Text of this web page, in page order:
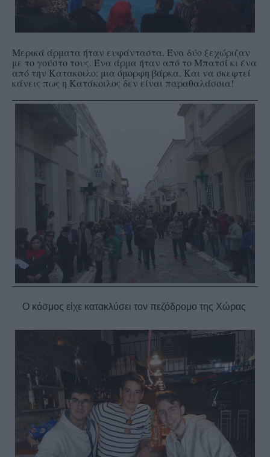
Μερικά άρματα ήταν ευφάνταστα. Ένα δύο ξεχώριζαν
με το γούστο τους. Ένα άρμα ήταν από το Μπατσί κι ένα
από την Κατακοιλο: μια όμορφη βάρκα. Και να σκεφτεί
κάνεις πως η Κατάκοιλος δεν είναι παραθαλάσσια!
Ο κόσμος είχε κατακλύσει τον πεζόδρομο της Χώρας